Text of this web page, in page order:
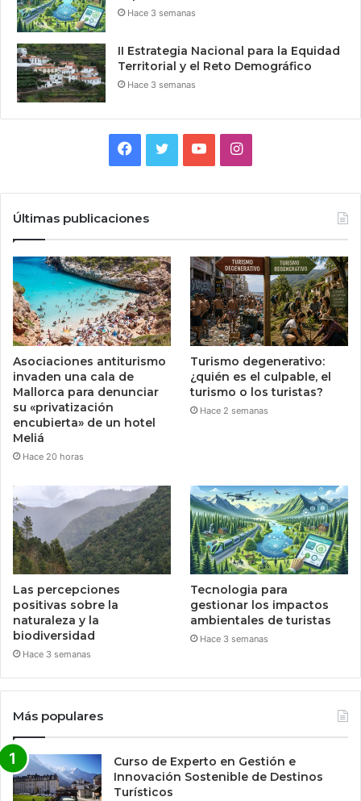
Hace 3 semanas
II Estrategia Nacional para la Equidad
Territorial y el Reto Demográfico
Hace 3 semanas
Facebook
TwitterYouTubeInstagram
Últimas publicaciones
Asociaciones antiturismo
invaden una cala de
Mallorca para denunciar
su «privatización
encubierta» de un hotel
Meliá
Hace 20 horas
Turismo degenerativo:
¿quién es el culpable, el
turismo o los turistas?
Hace 2 semanas
Las percepciones
positivas sobre la
naturaleza y la
biodiversidad
Hace 3 semanas
Tecnologia para
gestionar los impactos
ambientales de turistas
Hace 3 semanas
Más populares
Curso de Experto en Gestión e
Innovación Sostenible de Destinos
Turísticos